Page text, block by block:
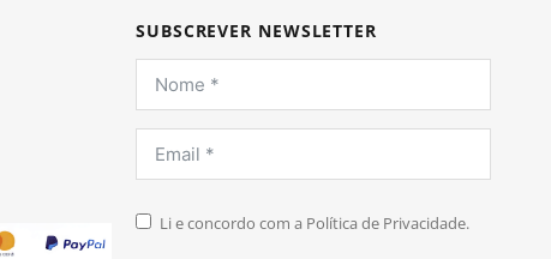
SUBSCREVER NEWSLETTER
Li e concordo com a Política de Privacidade.